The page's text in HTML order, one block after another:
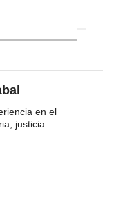
en el
justicia